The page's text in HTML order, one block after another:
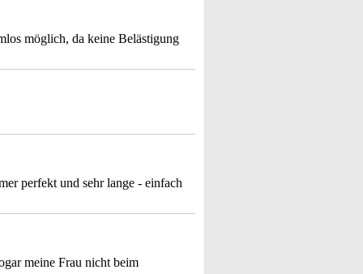
möglich, da keine Belästigung
perfekt und sehr lange - einfach
meine Frau nicht beim